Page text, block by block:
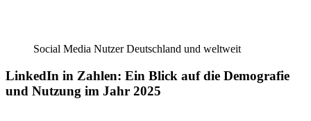
Social Media Nutzer Deutschland und weltweit
LinkedIn in Zahlen: Ein Blick auf die Demografie
und Nutzung im Jahr 2025